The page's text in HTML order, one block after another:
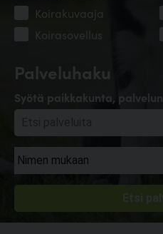
Palveluhaku
Syötä paikkakunta,
Koirakuvaaja
Koirasovellus